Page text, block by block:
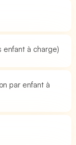
enfant à charge)
par enfant à